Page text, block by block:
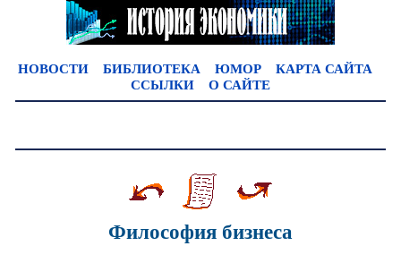
НОВОСТИ БИБЛИОТЕКА ЮМОР
КАРТА САЙТА
ССЫЛКИ
О САЙТЕ
Философия бизнеса